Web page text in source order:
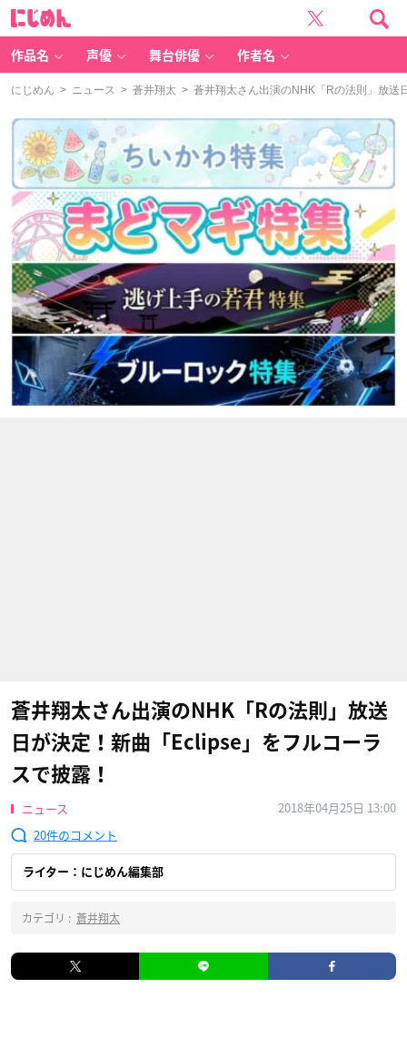
作品名 声優 舞台俳優 作者名
にじめん > ニュース > 蒼井翔太 > 蒼井翔太さん出演のNHK「Rの法則」放送
蒼井翔太さん出演のNHK「Rの法則」放送
日が決定！新曲「Eclipse」をフルコーラ
スで披露！
ニュース
2018年04月25日 13:00
20
ライター：にじめん編集部
カテゴリ : 蒼井翔太